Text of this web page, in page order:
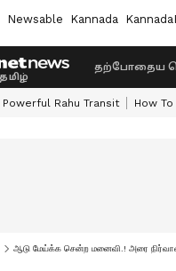
Newsable Kannada
தற்போதைய
Powerful Rahu Transit How
ஆடு மேய்க்க சென்ற மனைவி.! அரை